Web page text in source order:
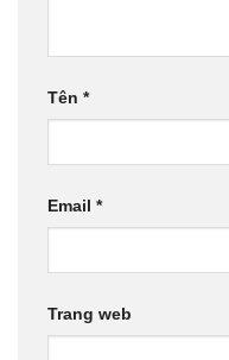
Tên *
Email *
Trang web